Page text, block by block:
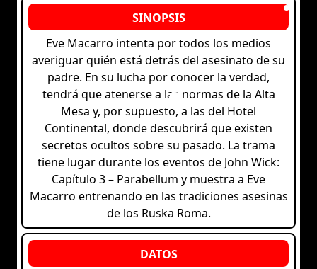
Eve Macarro intenta por todos los medios
averiguar quién está detrás del asesinato de su
padre. En su lucha por conocer la verdad,
tendrá que atenerse a las normas de la Alta
Mesa y, por supuesto, a las del Hotel
Continental, donde descubrirá que existen
secretos ocultos sobre su pasado. La trama
tiene lugar durante los eventos de John Wick:
Capítulo 3 – Parabellum y muestra a Eve
Macarro entrenando en las tradiciones asesinas
de los Ruska Roma.